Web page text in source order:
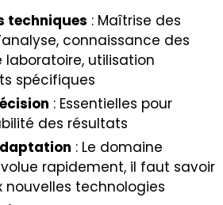
techniques : Maîtrise des
connaissance des
laboratoire, utilisation
spécifiques
: Essentielles pour
des résultats
: Le domaine
rapidement, il faut savoir
nouvelles technologies